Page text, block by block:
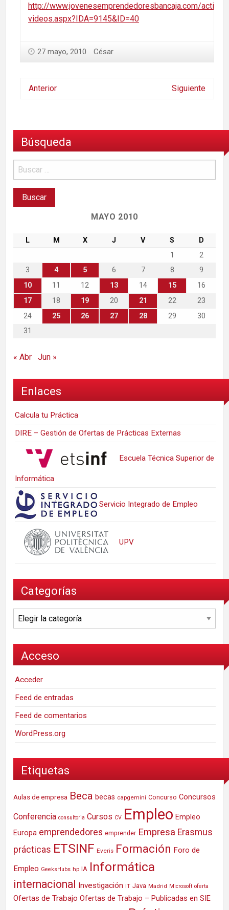
http://www.jovenesemprendedoresbancaja.com/
videos.aspx?IDA=9145&ID=40
27 mayo, 2010 César
Anterior Siguiente
Búsqueda
MAYO 2010
L M X J V S
D
1
2
3
4 5 6 7 8
9
10
11 12 13 14 15
16
17
18 19 20 21 22
23
24
25 26 27 28 29
30
31
« Abr Jun »
Enlaces
Calcula tu Práctica
DIRE – Gestión de Ofertas de Prácticas Externas
Escuela Técnica Superior de
Informática
Servicio Integrado de Empleo
UPV
Categorías
Categorías
Acceso
Acceder
Feed de entradas
Feed de comentarios
WordPress.org
Etiquetas
Aulas de empresa Beca becas capgemini Concurso Concursos
Conferencia consultoria Cursos CV Empleo Empleo
Europa emprendedores emprender Empresa Erasmus
prácticas ETSINF Everis Formación Foro de
Empleo GeeksHubs hp IA Informática
internacional Investigación IT Java Madrid Microsoft oferta
Ofertas de Trabajo Ofertas de Trabajo – Publicadas en SIE